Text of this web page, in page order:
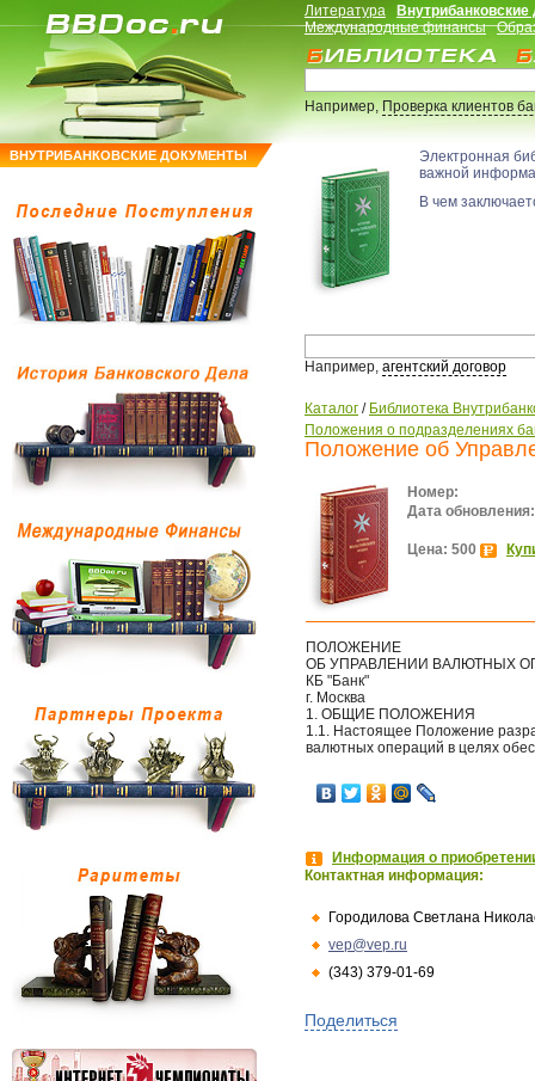
ВНУТРИБАНКОВСКИЕ ДОКУМЕНТЫ
Литература
Международные финансы
Например,Проверка клиентов
Электронная
важной
В чем
Например, агентский договор
Каталог / Библиотека
Положения о подразделениях
Положение об
Номер:
Дата обновления:
Цена: 500
ПОЛОЖЕНИЕ
ОБ УПРАВЛЕНИИ ВАЛЮТНЫХ
КБ "Банк"
г. Москва
1. ОБЩИЕ ПОЛОЖЕНИЯ
1.1. Настоящее Положение
валютных операций в целях
Информация о
Контактная информация:
Городилова Светлана
vep@vep.ru
(343) 379-01-69
Поделиться